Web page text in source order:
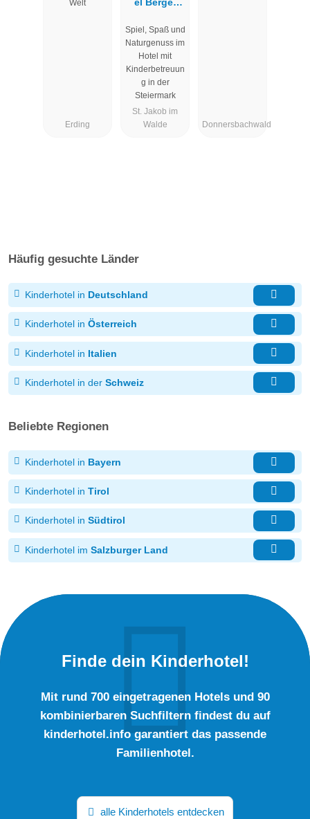
Welt
Erding
Spiel, Spaß und
Naturgenuss im
Hotel mit
Kinderbetreuun
g in der
Steiermark
St. Jakob im
Walde
Donnersbachwald
Häufig gesuchte Länder
Kinderhotel in Deutschland
Kinderhotel in Österreich
Kinderhotel in Italien
Kinderhotel in der Schweiz
Beliebte Regionen
Kinderhotel in Bayern
Kinderhotel in Tirol
Kinderhotel in Südtirol
Kinderhotel im Salzburger Land
Finde dein Kinderhotel!
Mit rund 700 eingetragenen Hotels und 90
kombinierbaren Suchfiltern findest du auf
kinderhotel.info garantiert das passende
Familienhotel.
alle Kinderhotels entdecken